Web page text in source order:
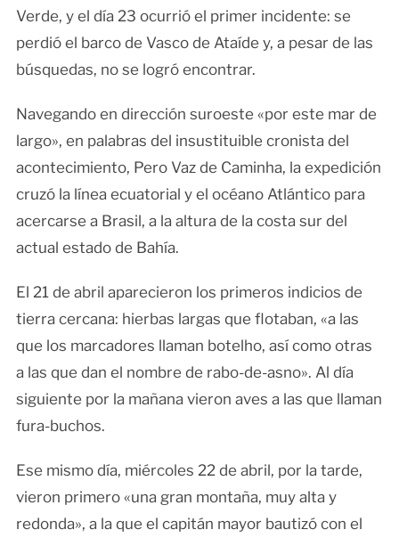
Verde, y el día 23 ocurrió el primer incidente: se
perdió el barco de Vasco de Ataíde y, a pesar de las
búsquedas, no se logró encontrar.
Navegando en dirección suroeste «por este mar de
largo», en palabras del insustituible cronista del
acontecimiento, Pero Vaz de Caminha, la expedición
cruzó la línea ecuatorial y el océano Atlántico para
acercarse a Brasil, a la altura de la costa sur del
actual estado de Bahía.
El 21 de abril aparecieron los primeros indicios de
tierra cercana: hierbas largas que flotaban, «a las
que los marcadores llaman botelho, así como otras
a las que dan el nombre de rabo-de-asno». Al día
siguiente por la mañana vieron aves a las que llaman
fura-buchos.
Ese mismo día, miércoles 22 de abril, por la tarde,
vieron primero «una gran montaña, muy alta y
redonda», a la que el capitán mayor bautizó con el